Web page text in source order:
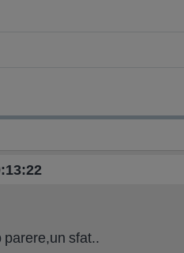
parere,un sfat..